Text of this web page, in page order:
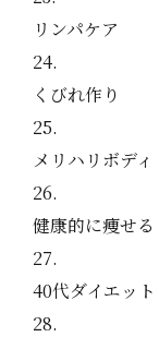
リンパケア
くびれ作り
メリハリボディ
健康的に痩せる
40代ダイエット